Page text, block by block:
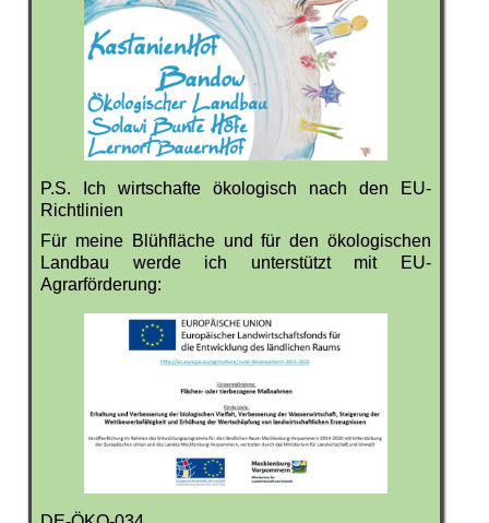
P.S. Ich wirtschafte ökologisch nach den EU-
Richtlinien
Für meine Blühfläche und für den ökologischen
Landbau werde ich unterstützt mit EU-
Agrarförderung: